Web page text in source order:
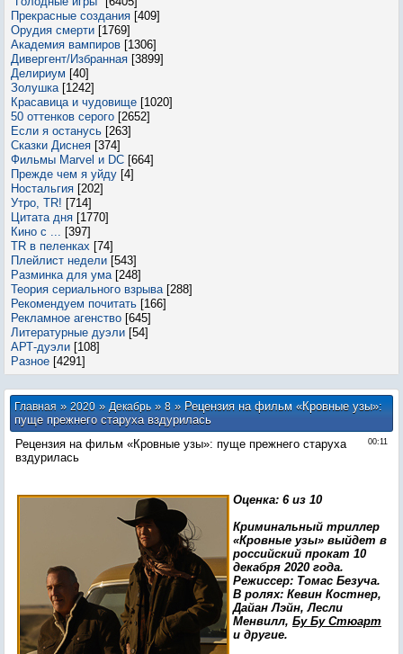
Прекрасные создания [409]
Орудия смерти [1769]
Академия вампиров [1306]
Дивергент/Избранная [3899]
Делириум [40]
Золушка [1242]
Красавица и чудовище [1020]
50 оттенков серого [2652]
Если я останусь [263]
Сказки Диснея [374]
Фильмы Marvel и DC [664]
Прежде чем я уйду [4]
Ностальгия [202]
Утро, TR! [714]
Цитата дня [1770]
Кино с ... [397]
TR в пеленках [74]
Плейлист недели [543]
Разминка для ума [248]
Теория сериального взрыва [288]
Рекомендуем почитать [166]
Рекламное агенство [645]
Литературные дуэли [54]
АРТ-дуэли [108]
Разное [4291]
Главная»2020 » Декабрь » 8» Рецензия на фильм «Кровные узы»:
пуще прежнего старуха вздурилась
00:11
Рецензия на фильм «Кровные узы»: пуще прежнего старуха
вздурилась
Оценка: 6 из 10
Криминальный триллер
«Кровные узы» выйдет в
российский прокат 10
декабря 2020 года.
Режиссер: Томас Безуча.
В ролях: Кевин Костнер,
Дайан Лэйн, Лесли
Менвилл, Бу Бу Стюарт
и другие.